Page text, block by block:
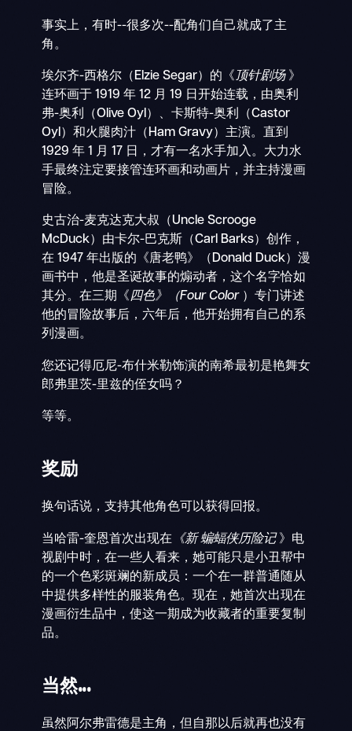
事实上，有时--很多次--配角们自己就成了主
角。
埃尔齐-西格尔（Elzie Segar）的《顶针剧场 》
连环画于 1919 年 12 月 19 日开始连载，由奥利
弗-奥利（Olive Oyl）、卡斯特-奥利（Castor
Oyl）和火腿肉汁（Ham Gravy）主演。直到
1929 年 1 月 17 日，才有一名水手加入。大力水
手最终注定要接管连环画和动画片，并主持漫画
冒险。
史古治-麦克达克大叔（Uncle Scrooge
McDuck）由卡尔-巴克斯（Carl Barks）创作，
在 1947 年出版的《唐老鸭》（Donald Duck）漫
画书中，他是圣诞故事的煽动者，这个名字恰如
其分。在三期《四色》（Four Color ）专门讲述
他的冒险故事后，六年后，他开始拥有自己的系
列漫画。
您还记得厄尼-布什米勒饰演的南希最初是艳舞女
郎弗里茨-里兹的侄女吗？
等等。
奖励
换句话说，支持其他角色可以获得回报。
当哈雷-奎恩首次出现在 《新 蝙蝠侠历险记 》电
视剧中时，在一些人看来，她可能只是小丑帮中
的一个色彩斑斓的新成员：一个在一群普通随从
中提供多样性的服装角色。现在，她首次出现在
漫画衍生品中，使这一期成为收藏者的重要复制
品。
当然...
虽然阿尔弗雷德是主角，但自那以后就再也没有